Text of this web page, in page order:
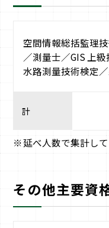
空間情報総括監理
／測量士／GIS 上
水路測量技術検定
計
延べ人数で集計して
その他主要資